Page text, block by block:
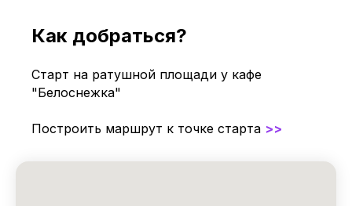
Как добраться?
Старт на ратушной площади у кафе
"Белоснежка"
Построить маршрут к точке старта >>